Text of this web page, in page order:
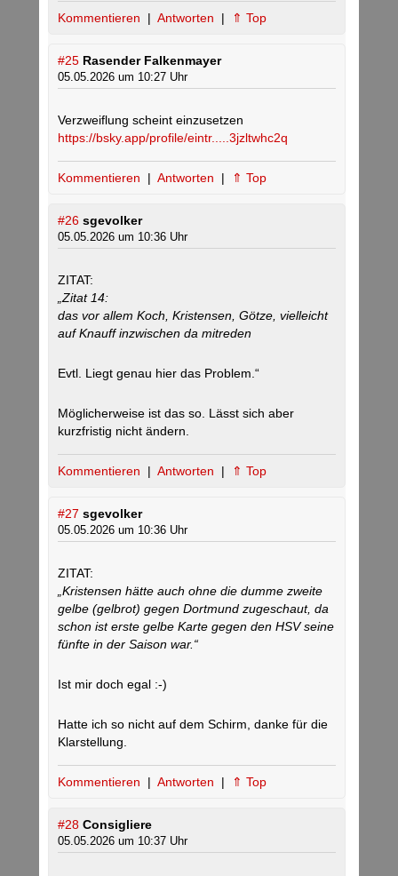
Kommentieren | Antworten | ⇑ Top
#25 Rasender Falkenmayer
05.05.2026 um 10:27 Uhr
Verzweiflung scheint einzusetzen
https://bsky.app/profile/eintr.....3jzltwhc2q
Kommentieren | Antworten | ⇑ Top
#26 sgevolker
05.05.2026 um 10:36 Uhr
ZITAT:
„Zitat 14:
das vor allem Koch, Kristensen, Götze, vielleicht
auf Knauff inzwischen da mitreden
Evtl. Liegt genau hier das Problem.“
Möglicherweise ist das so. Lässt sich aber
kurzfristig nicht ändern.
Kommentieren | Antworten | ⇑ Top
#27 sgevolker
05.05.2026 um 10:36 Uhr
ZITAT:
„Kristensen hätte auch ohne die dumme zweite
gelbe (gelbrot) gegen Dortmund zugeschaut, da
schon ist erste gelbe Karte gegen den HSV seine
fünfte in der Saison war.“
Ist mir doch egal :-)
Hatte ich so nicht auf dem Schirm, danke für die
Klarstellung.
Kommentieren | Antworten | ⇑ Top
#28 Consigliere
05.05.2026 um 10:37 Uhr